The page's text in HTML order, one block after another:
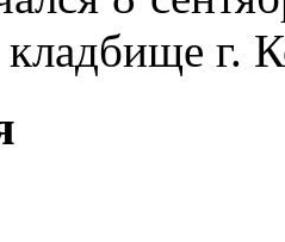
кладбище г.